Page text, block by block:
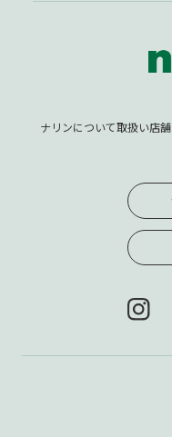
ナリンについて取扱い店舗